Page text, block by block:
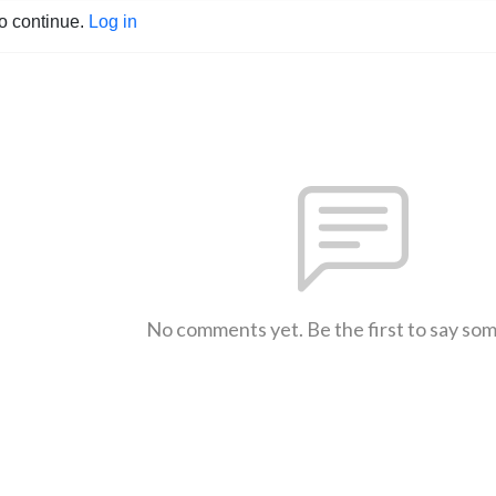
continue. Log in
No comments yet. Be the first to say